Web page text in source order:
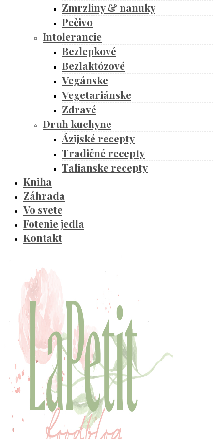
Zmrzliny & nanuky
Pečivo
Intolerancie
Bezlepkové
Bezlaktózové
Vegánske
Vegetariánske
Zdravé
Druh kuchyne
Ázijské recepty
Tradičné recepty
Talianske recepty
Kniha
Záhrada
Vo svete
Fotenie jedla
Kontakt